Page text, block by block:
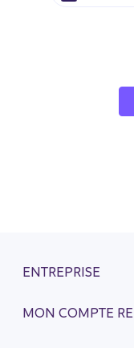
ENTREPRISE
MON COMPTE